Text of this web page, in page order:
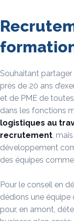
Souhaitant
près de 20 ans
et de PME de
dans les fonctions
logistiques au
recrutement,
développement
des équipes
Pour le conseil en
dédions une
pour, en amont,